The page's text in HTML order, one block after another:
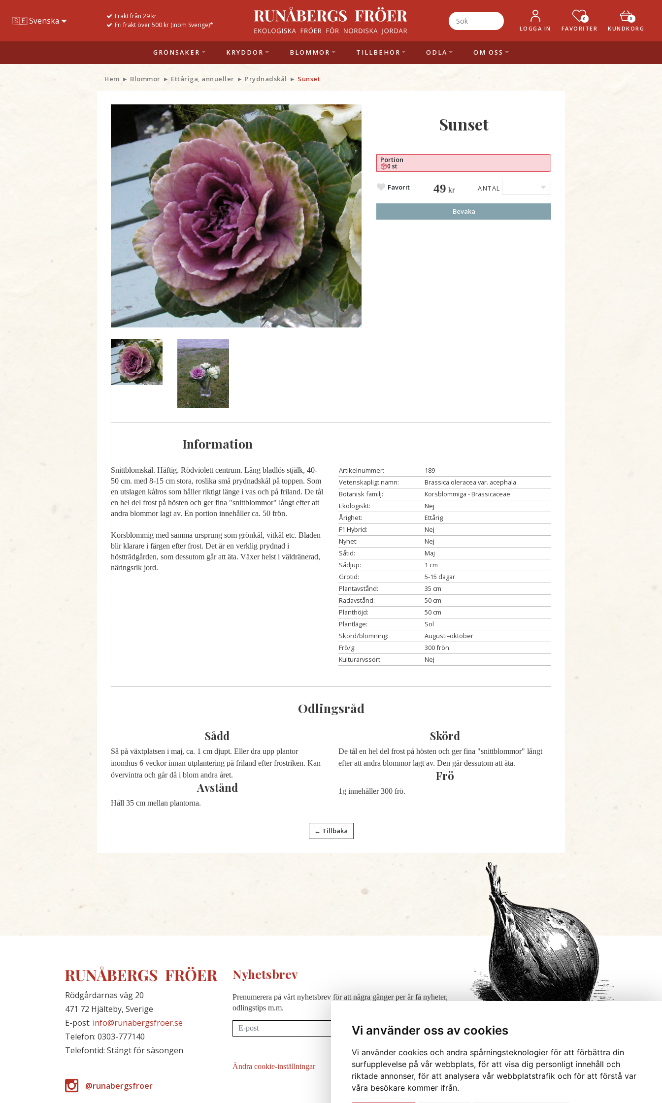
Vi använder oss av cookies
Vi använder cookies och andra spårningsteknologier för att förbättra din
surfupplevelse på vår webbplats, för att visa dig personligt innehåll och
riktade annonser, för att analysera vår webbplatstrafik och för att förstå var
våra besökare kommer ifrån.
Frakt från 29 kr
Fri frakt över 500 kr (inom Sverige)*
LOGGA IN
0
FAVORITER
0
KUNDKORG
GRÖNSAKER KRYDDOR BLOMMOR TILLBEHÖR ODLA OM OSS
Hem Blommor Ettåriga, annueller Prydnadskål Sunset
Sunset
Portion
0 st
Favorit 49 kr ANTAL
Bevaka
Information
Snittblomskål. Häftig. Rödviolett centrum. Lång bladlös stjälk, 40-
50 cm. med 8-15 cm stora, roslika små prydnadskål på toppen. Som
en utslagen kålros som håller riktigt länge i vas och på friland. De tål
en hel del frost på hösten och ger fina "snittblommor" långt efter att
andra blommor lagt av. En portion innehåller ca. 50 frön.
Korsblommig med samma ursprung som grönkål, vitkål etc. Bladen
blir klarare i färgen efter frost. Det är en verklig prydnad i
höstträdgården, som dessutom går att äta. Växer helst i väldränerad,
näringsrik jord.
Artikelnummer:
189
Vetenskapligt namn:
Brassica oleracea var. acephala
Botanisk familj:
Korsblommiga - Brassicaceae
Ekologiskt:
Nej
Årighet:
Ettårig
F1 Hybrid:
Nej
Nyhet:
Nej
Såtid:
Maj
Sådjup:
1 cm
Grotid:
5-15 dagar
Plantavstånd:
35 cm
Radavstånd:
50 cm
Planthöjd:
50 cm
Plantläge:
Sol
Skörd/blomning:
Augusti–oktober
Frö/g:
300 frön
Kulturarvssort:
Nej
Odlingsråd
Sådd
Så på växtplatsen i maj, ca. 1 cm djupt. Eller dra upp plantor
inomhus 6 veckor innan utplantering på friland efter frostriken. Kan
övervintra och går då i blom andra året.
Avstånd
Håll 35 cm mellan plantorna.
Skörd
De tål en hel del frost på hösten och ger fina "snittblommor" långt
efter att andra blommor lagt av. Den går dessutom att äta.
Frö
1g innehåller 300 frö.
← Tillbaka
Rödgårdarnas väg 20
471 72 Hjälteby, Sverige
E-post: info@runabergsfroer.se
Telefon: 0303-777140
Telefontid: Stängt för säsongen
@runabergsfroer
Nyhetsbrev
Prenumerera på vårt nyhetsbrev för att några gånger per år få nyheter,
odlingstips m.m.
Prenumerera
Ändra cookie-inställningar